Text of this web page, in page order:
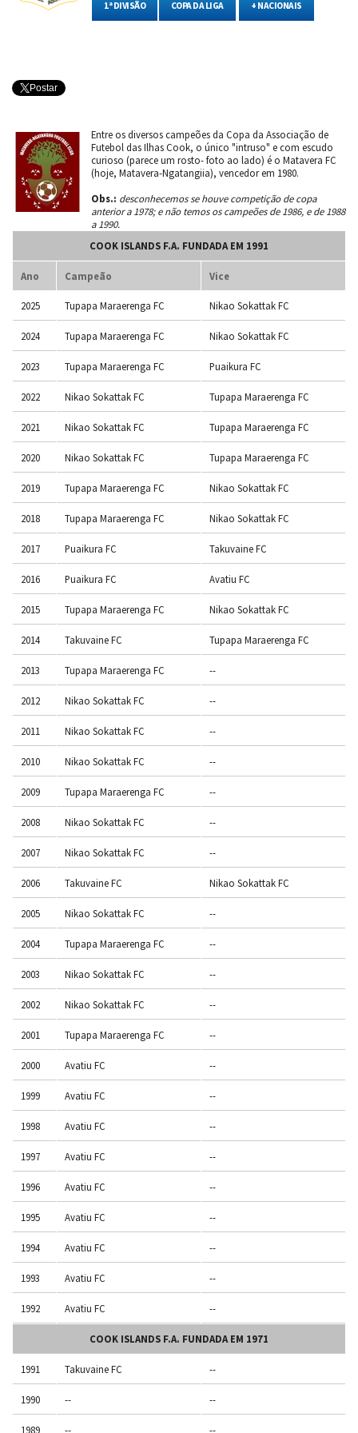
1ª DIVISÃO COPA DA LIGA + NACIONAIS
Postar
Entre os diversos campeões da Copa da Associação de
Futebol das Ilhas Cook, o único "intruso" e com escudo
curioso (parece um rosto- foto ao lado) é o Matavera FC
(hoje, Matavera-Ngatangiia), vencedor em 1980.
Obs.: desconhecemos se houve competição de copa
anterior a 1978; e não temos os campeões de 1986, e de 1988
a 1990.
COOK ISLANDS F.A. FUNDADA EM 1991
Ano Campeão Vice
2025 Tupapa Maraerenga FC Nikao Sokattak FC
2024 Tupapa Maraerenga FC Nikao Sokattak FC
2023 Tupapa Maraerenga FC Puaikura FC
2022 Nikao Sokattak FC Tupapa Maraerenga FC
2021 Nikao Sokattak FC Tupapa Maraerenga FC
2020 Nikao Sokattak FC Tupapa Maraerenga FC
2019 Tupapa Maraerenga FC Nikao Sokattak FC
2018 Tupapa Maraerenga FC Nikao Sokattak FC
2017 Puaikura FC Takuvaine FC
2016 Puaikura FC Avatiu FC
2015 Tupapa Maraerenga FC Nikao Sokattak FC
2014 Takuvaine FC Tupapa Maraerenga FC
2013 Tupapa Maraerenga FC --
2012 Nikao Sokattak FC --
2011 Nikao Sokattak FC --
2010 Nikao Sokattak FC --
2009 Tupapa Maraerenga FC --
2008 Nikao Sokattak FC --
2007 Nikao Sokattak FC --
2006 Takuvaine FC Nikao Sokattak FC
2005 Nikao Sokattak FC --
2004 Tupapa Maraerenga FC --
2003 Nikao Sokattak FC --
2002 Nikao Sokattak FC --
2001 Tupapa Maraerenga FC --
2000 Avatiu FC --
1999 Avatiu FC --
1998 Avatiu FC --
1997 Avatiu FC --
1996 Avatiu FC --
1995 Avatiu FC --
1994 Avatiu FC --
1993 Avatiu FC --
1992 Avatiu FC --
COOK ISLANDS F.A. FUNDADA EM 1971
1991 Takuvaine FC --
1990 -- --
1989 -- --